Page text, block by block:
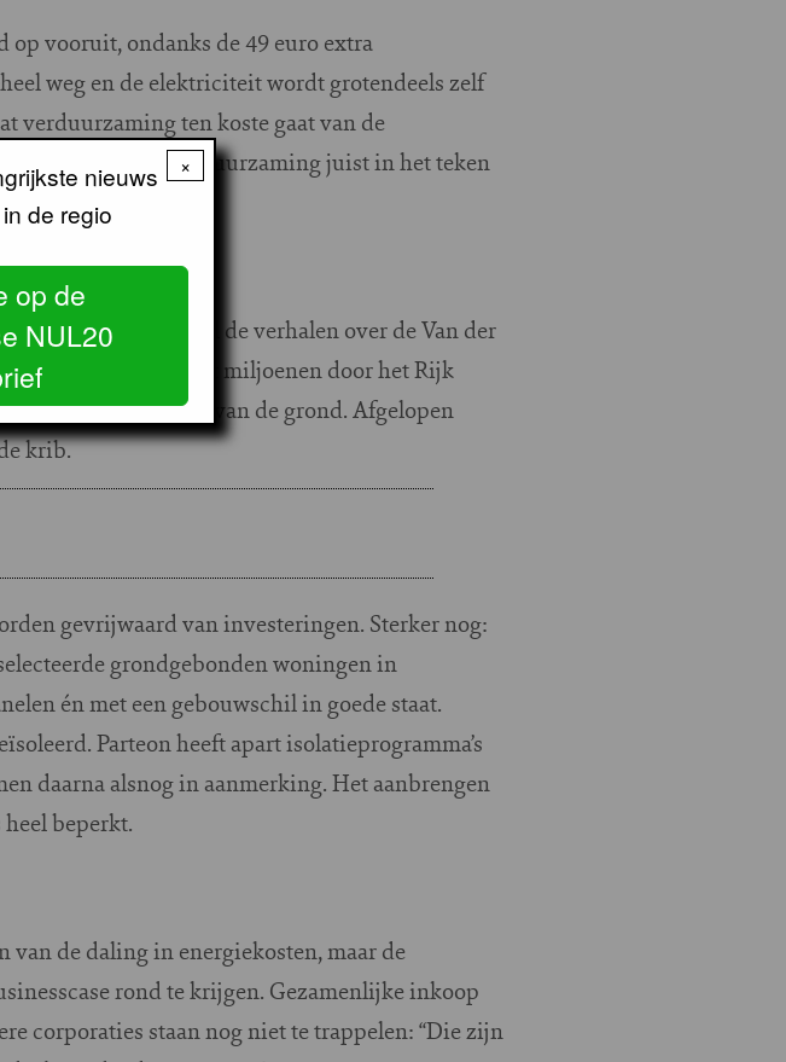
op vooruit, ondanks de 49 euro extra
weg en de elektriciteit wordt grotendeels zelf
verduurzaming ten koste gaat van de
blijkt nu dat je verduurzaming juist in het teken
we niet allemaal de verhalen over de Van der
Bij deze met miljoenen door het Rijk
redenen moeilijk van de grond. Afgelopen
krib.
gevrijwaard van investeringen. Sterker nog:
grondgebonden woningen in
én met een gebouwschil in goede staat.
Parteon heeft apart isolatieprogramma’s
daarna alsnog in aanmerking. Het aanbrengen
beperkt.
de daling in energiekosten, maar de
rond te krijgen. Gezamenlijke inkoop
corporaties staan nog niet te trappelen: “Die zijn
×
nieuws
de regio
op de
NUL20